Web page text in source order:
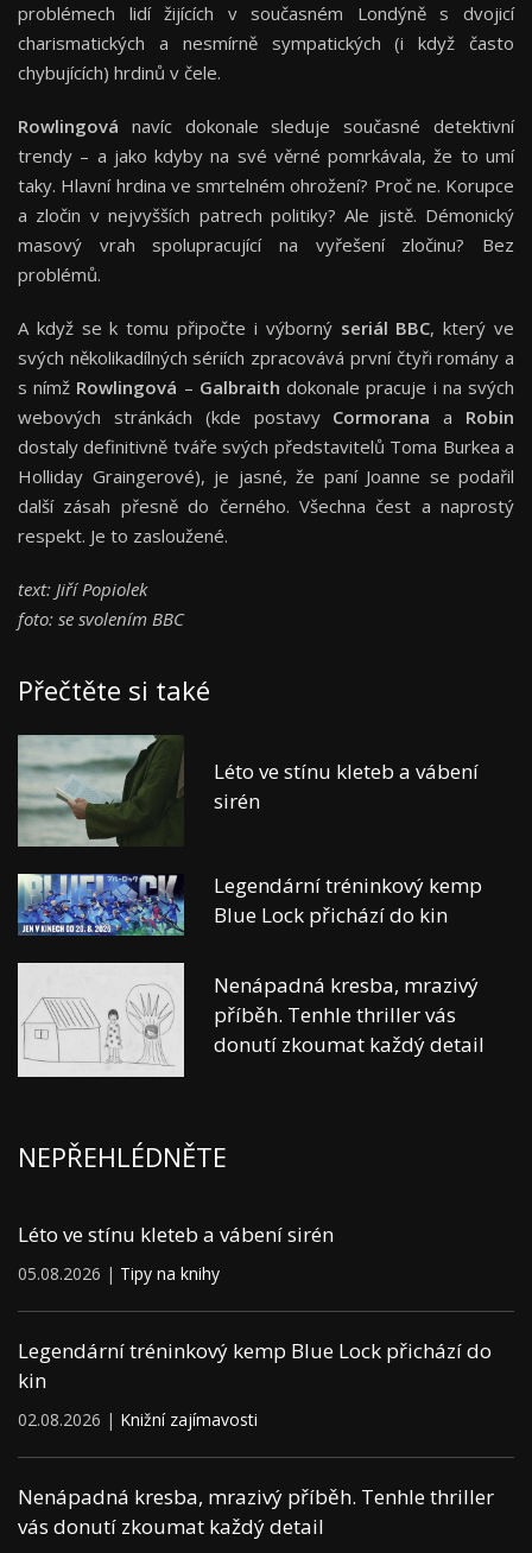
problémech lidí žijících v současném Londýně s dvojicí
charismatických a nesmírně sympatických (i když často
chybujících) hrdinů v čele.
Rowlingová navíc dokonale sleduje současné detektivní
trendy – a jako kdyby na své věrné pomrkávala, že to umí
taky. Hlavní hrdina ve smrtelném ohrožení? Proč ne. Korupce
a zločin v nejvyšších patrech politiky? Ale jistě. Démonický
masový vrah spolupracující na vyřešení zločinu? Bez
problémů.
A když se k tomu připočte i výborný seriál BBC, který ve
svých několikadílných sériích zpracovává první čtyři romány a
s nímž Rowlingová – Galbraith dokonale pracuje i na svých
webových stránkách (kde postavy Cormorana a Robin
dostaly definitivně tváře svých představitelů Toma Burkea a
Holliday Graingerové), je jasné, že paní Joanne se podařil
další zásah přesně do černého. Všechna čest a naprostý
respekt. Je to zasloužené.
text: Jiří Popiolek
foto: se svolením BBC
Přečtěte si také
Léto ve stínu kleteb a vábení
sirén
Legendární tréninkový kemp
Blue Lock přichází do kin
Nenápadná kresba, mrazivý
příběh. Tenhle thriller vás
donutí zkoumat každý detail
NEPŘEHLÉDNĚTE
Léto ve stínu kleteb a vábení sirén
05.08.2026 | Tipy na knihy
Legendární tréninkový kemp Blue Lock přichází do
kin
02.08.2026 | Knižní zajímavosti
Nenápadná kresba, mrazivý příběh. Tenhle thriller
vás donutí zkoumat každý detail